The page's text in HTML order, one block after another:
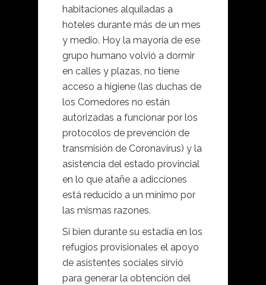
habitaciones alquiladas a
hoteles durante más de un mes
y medio. Hoy la mayoría de ese
grupo humano volvió a dormir
en calles y plazas, no tiene
acceso a higiene (las duchas de
los Comedores no están
autorizadas a funcionar por los
protocolos de prevención de
transmisión de Coronavirus) y la
asistencia del estado provincial
en lo que atañe a adicciones
está reducido a un mínimo por
las mismas razones.
Si bien durante su estadía en los
refugios provisionales el apoyo
de asistentes sociales sirvió
para generar la obtención del